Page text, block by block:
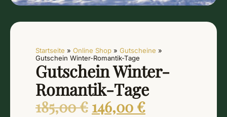
Startseite » Online Shop » Gutscheine »
Gutschein Winter-Romantik-Tage
Gutschein Winter-
Romantik-Tage
185,00€ 146,00 €